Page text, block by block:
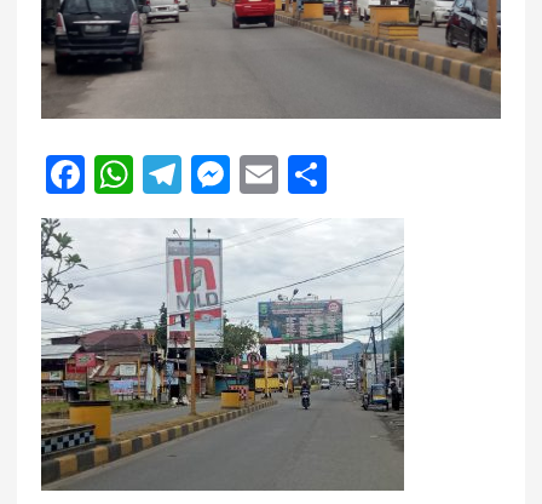
F
a
e
b
o
o
k
W
h
a
ts
A
p
p
T
el
e
g
r
a
m
M
e
ss
e
n
g
er
E
m
ai
l
h
a
re